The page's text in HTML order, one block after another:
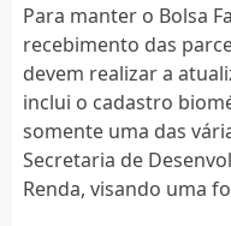
Para manter o Bolsa
recebimento das
devem realizar a
inclui o cadastro
somente uma das
Secretaria de
Renda, visando uma